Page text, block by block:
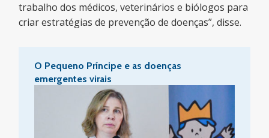
trabalho dos médicos, veterinários e biólogos para
criar estratégias de prevenção de doenças”, disse.
O Pequeno Príncipe e as doenças
emergentes virais